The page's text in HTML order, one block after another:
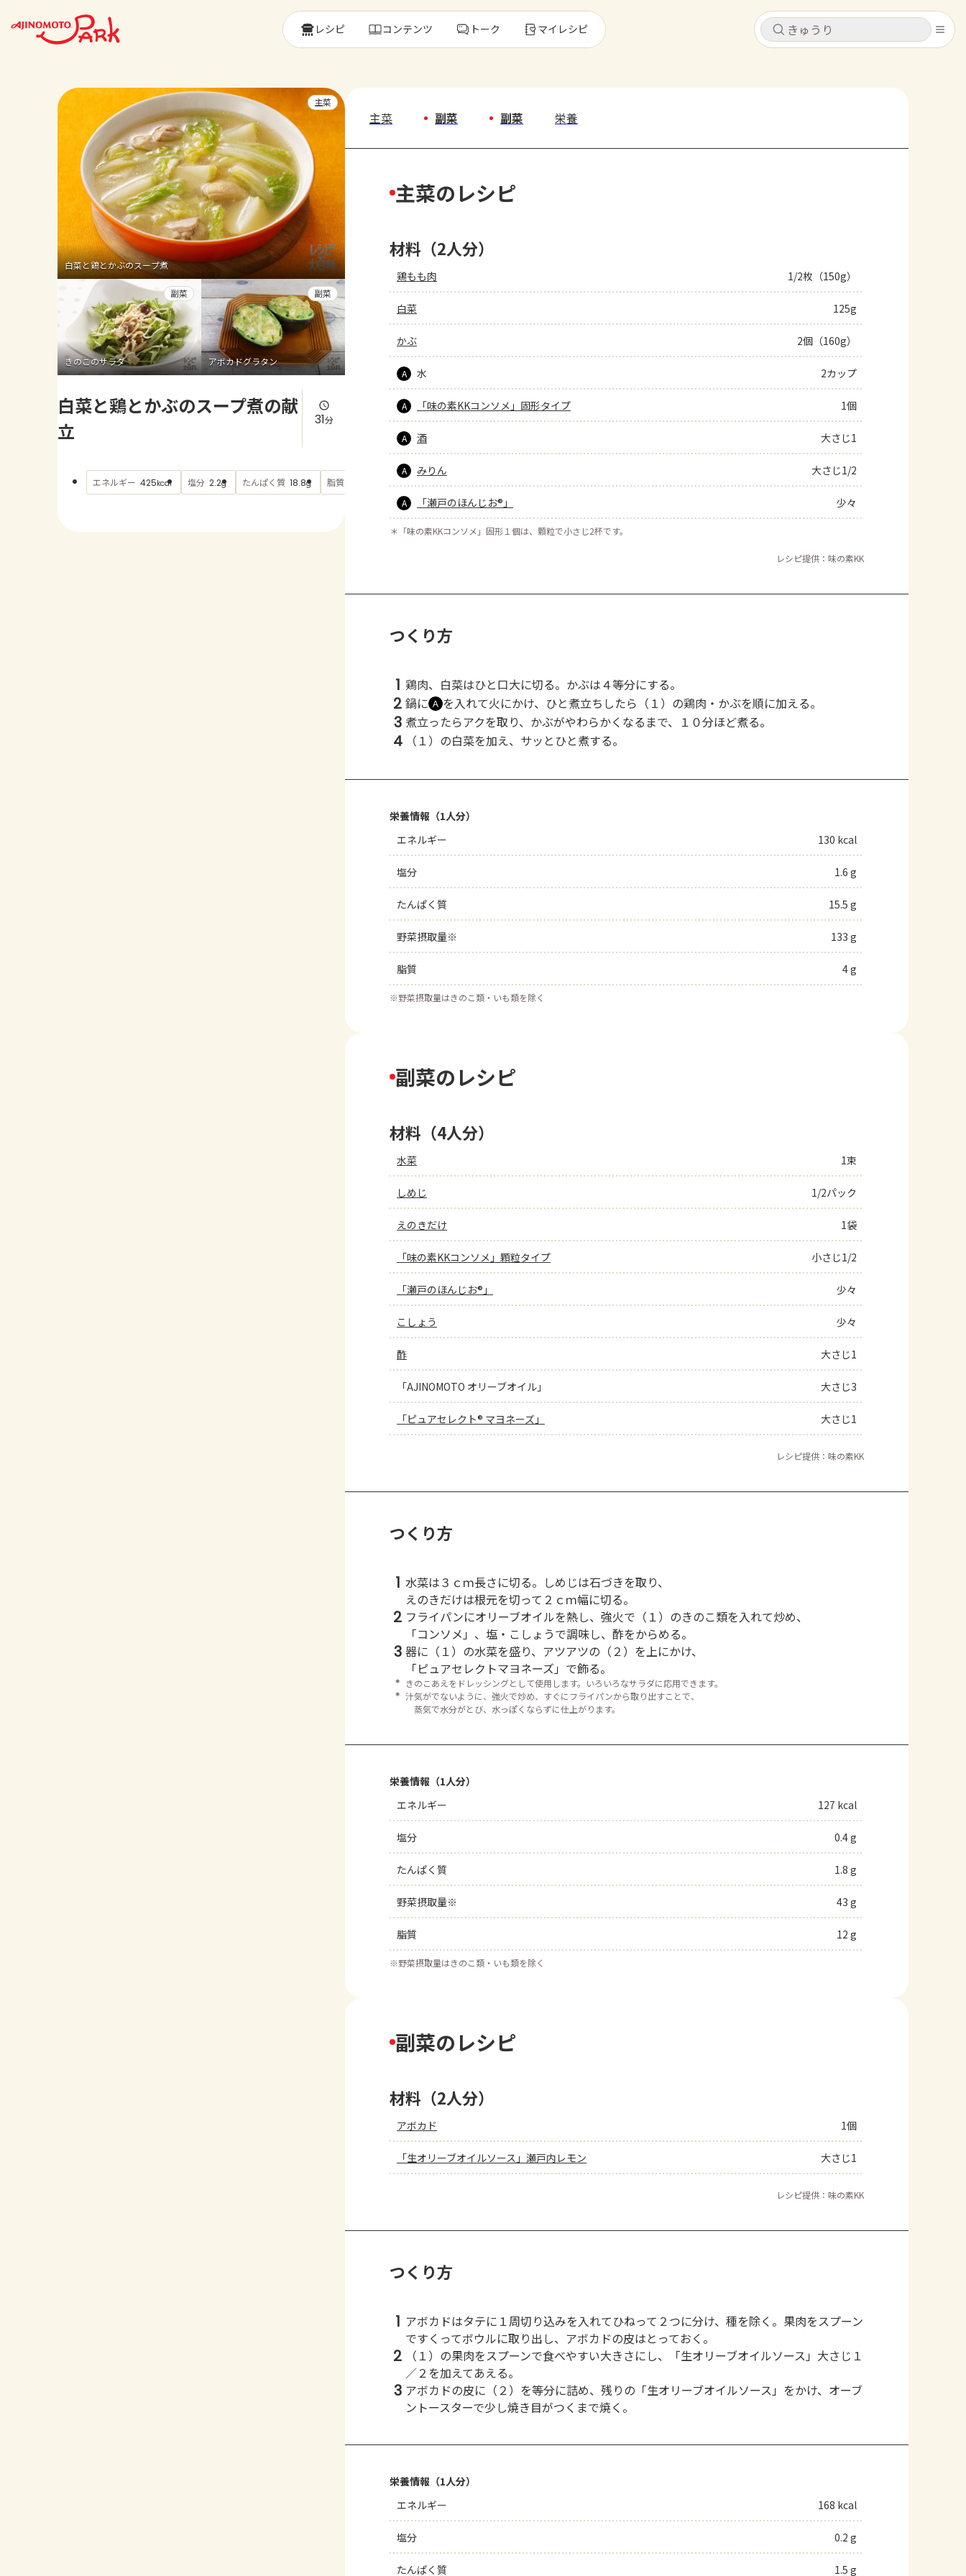
キャンセル
よくあるお問い合わせ
お買い物
キャンセル
レシピ コンテンツ トーク マイレシピ
白菜と鶏とかぶのスープ煮
主菜
きのこのサラダ
副菜
アボカドグラタン
副菜
白菜と鶏とかぶのスープ煮の献
立
31分
エネルギー 425kcal 塩分 2.2g たんぱく質 18.8g 脂質 もっと見る
主菜 副菜 副菜 栄養
主菜のレシピ
材料（2人分）
鶏もも肉 1/2枚（150g）
白菜 125g
かぶ 2個（160g）
A 水 2カップ
A 「味の素KKコンソメ」固形タイプ 1個
A 酒 大さじ1
A みりん 大さじ1/2
A 「瀬戸のほんじお®」 少々
＊ 「味の素KKコンソメ」固形１個は、顆粒で小さじ2杯です。
レシピ提供：味の素KK
つくり方
1 鶏肉、白菜はひと口大に切る。かぶは４等分にする。
2 鍋に Ａ を入れて火にかけ、ひと煮立ちしたら（１）の鶏肉・かぶを順に加える。
3 煮立ったらアクを取り、かぶがやわらかくなるまで、１０分ほど煮る。
4 （１）の白菜を加え、サッとひと煮する。
栄養情報（1人分）
エネルギー
130 kcal
塩分 1.6 g
たんぱく質 15.5 g
野菜摂取量※ 133 g
脂質 4 g
※野菜摂取量はきのこ類・いも類を除く
副菜のレシピ
材料（4人分）
水菜 1束
しめじ 1/2パック
えのきだけ 1袋
「味の素KKコンソメ」顆粒タイプ 小さじ1/2
「瀬戸のほんじお®」 少々
こしょう 少々
酢 大さじ1
「AJINOMOTO オリーブオイル」 大さじ3
「ピュアセレクト® マヨネーズ」 大さじ1
レシピ提供：味の素KK
つくり方
1 水菜は３ｃｍ長さに切る。しめじは石づきを取り、
えのきだけは根元を切って２ｃｍ幅に切る。
2 フライパンにオリーブオイルを熱し、強火で（１）のきのこ類を入れて炒め、
「コンソメ」、塩・こしょうで調味し、酢をからめる。
3 器に（１）の水菜を盛り、アツアツの（２）を上にかけ、
「ピュアセレクトマヨネーズ」で飾る。
＊ きのこあえをドレッシングとして使用します。いろいろなサラダに応用できます。
＊ 汁気がでないように、強火で炒め、すぐにフライパンから取り出すことで、
蒸気で水分がとび、水っぽくならずに仕上がります。
栄養情報（1人分）
エネルギー
127 kcal
塩分 0.4 g
たんぱく質 1.8 g
野菜摂取量※ 43 g
脂質 12 g
※野菜摂取量はきのこ類・いも類を除く
副菜のレシピ
材料（2人分）
アボカド 1個
「生オリーブオイルソース」瀬戸内レモン 大さじ1
レシピ提供：味の素KK
つくり方
1 アボカドはタテに１周切り込みを入れてひねって２つに分け、種を除く。果肉をスプーン
ですくってボウルに取り出し、アボカドの皮はとっておく。
2
（１）の果肉をスプーンで食べやすい大きさにし、「生オリーブオイルソース」大さじ１
／２を加えてあえる。
3 アボカドの皮に（２）を等分に詰め、残りの「生オリーブオイルソース」をかけ、オーブ
ントースターで少し焼き目がつくまで焼く。
栄養情報（1人分）
エネルギー
168 kcal
塩分 0.2 g
たんぱく質 1.5 g